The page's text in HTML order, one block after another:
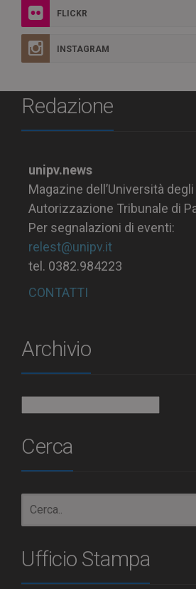
FLICKR
INSTAGRAM
Redazione
unipv.news
Magazine dell’Università
Autorizzazione Tribunale di
Per segnalazioni di eventi:
relest@unipv.it
tel. 0382.984223
CONTATTI
Archivio
Cerca
Ufficio Stampa